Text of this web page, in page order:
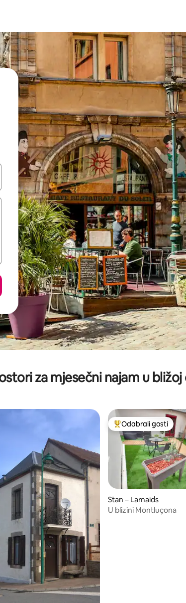
se strelicama prema gore i prema dolje, kao i
za mjesečni najam u
recenzija: 34
Među najviše
Odabrali gosti
Stan – Lamaids
U blizini Montluçona